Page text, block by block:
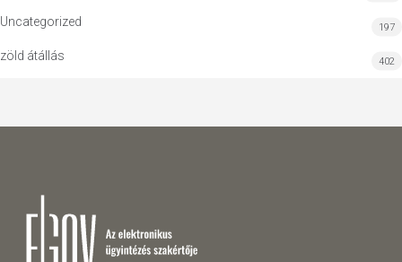
Uncategorized 197
zöld átállás 402